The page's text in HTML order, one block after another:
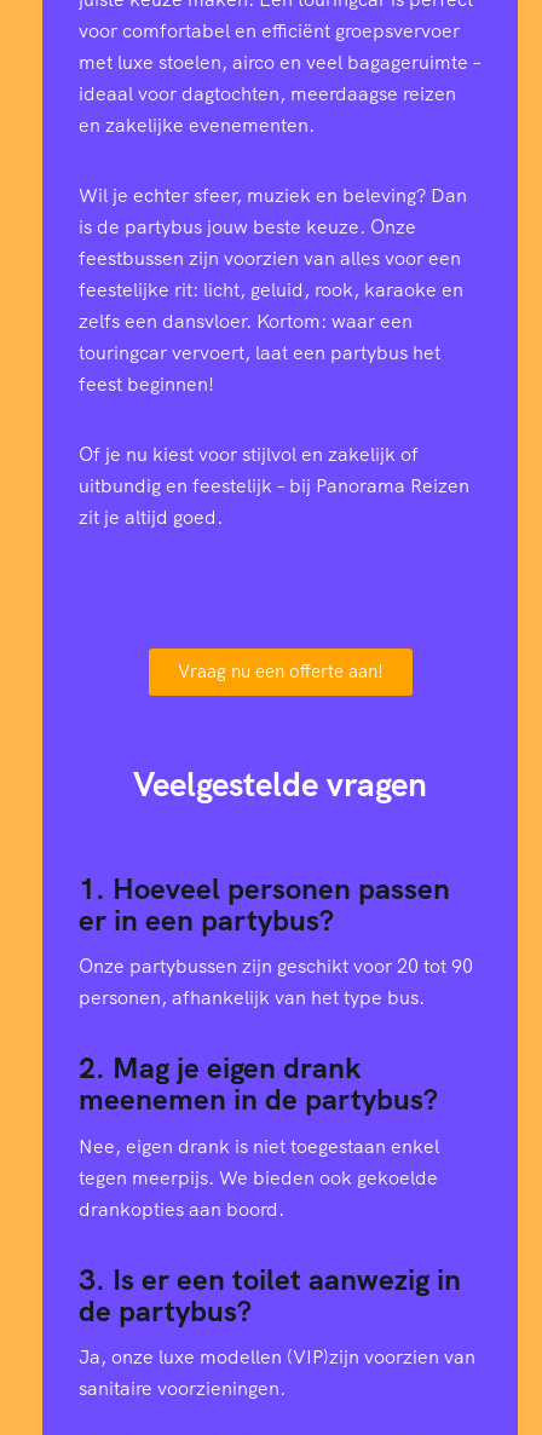
voor comfortabel en efficiënt groepsvervoer
met luxe stoelen, airco en veel bagageruimte –
ideaal voor dagtochten, meerdaagse reizen
en zakelijke evenementen.
Wil je echter sfeer, muziek en beleving? Dan
is de partybus jouw beste keuze. Onze
feestbussen zijn voorzien van alles voor een
feestelijke rit: licht, geluid, rook, karaoke en
zelfs een dansvloer. Kortom: waar een
touringcar vervoert, laat een partybus het
feest beginnen!
Of je nu kiest voor stijlvol en zakelijk of
uitbundig en feestelijk – bij Panorama Reizen
zit je altijd goed.
Vraag nu een offerte aan!
Veelgestelde vragen
1. Hoeveel personen passen
er in een partybus?
Onze partybussen zijn geschikt voor 20 tot 90
personen, afhankelijk van het type bus.
2. Mag je eigen drank
meenemen in de partybus?
Nee, eigen drank is niet toegestaan enkel
tegen meerpijs. We bieden ook gekoelde
drankopties aan boord.
3. Is er een toilet aanwezig in
de partybus?
Ja, onze luxe modellen (VIP)zijn voorzien van
sanitaire voorzieningen.